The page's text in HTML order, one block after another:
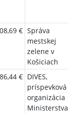
€ Správa
mestskej
zelene v
Košiciach
€ DIVES,
príspevková
organizácia
Ministerstva